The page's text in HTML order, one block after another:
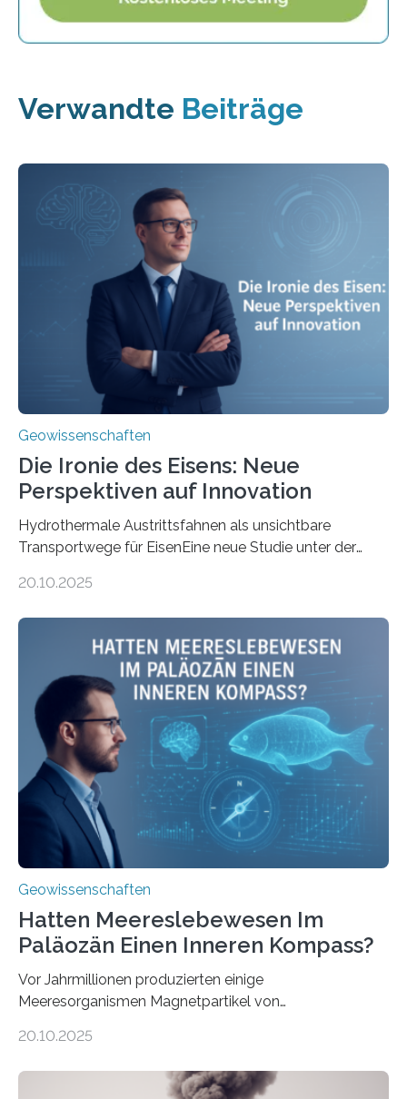
Verwandte Beiträge
Geowissenschaften
Die Ironie des Eisens: Neue
Perspektiven auf Innovation
Hydrothermale Austrittsfahnen als unsichtbare
Transportwege für EisenEine neue Studie unter der
Umweltwissenschaften der Universität Bremen –
Stoffkreislauf im Ozean prägen. Die Überblicksstudie
mit dem Titel „Iron’s Irony“ ist in Communications Earth
& Environment erschienen. Die Studie fasst bestehende
Forschungsergebnisse zusammen und interpretiert sie
neu, um zu erklären, wie Eisen, das aus hydrothermalen
Systemen freigesetzt wird, über ganze Ozeanbecken
transportiert werden kann. „Das…
20.10.2025
Geowissenschaften
Hatten Meereslebewesen Im
Paläozän Einen Inneren Kompass?
Vor Jahrmillionen produzierten einige
Meeresorganismen Magnetpartikel von
Sedimenten zu finden sind. Nun ist es einem
Domänen auf einem dieser „Riesenmagnetfossilien” mit
20.10.2025